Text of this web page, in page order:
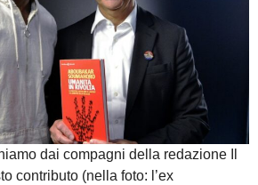
dai compagni della redazione Il
contributo (nella foto: l’ex